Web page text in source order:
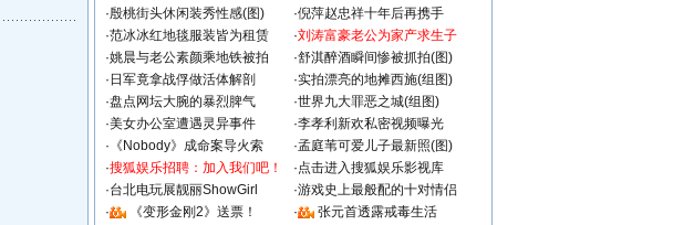
·殷桃街头休闲装秀性感(图) ·倪萍赵忠祥十年后再携手
·范冰冰红地毯服装皆为租赁 ·刘涛富豪老公为家产求生子
·姚晨与老公素颜乘地铁被拍 ·舒淇醉酒瞬间惨被抓拍(图)
· 日军竟拿战俘做活体解剖 ·实拍漂亮的地摊西施(组图)
·盘点网坛大腕的暴烈脾气 ·世界九大罪恶之城(组图)
·美女办公室遭遇灵异事件 ·李孝利新欢私密视频曝光
· 《Nobody》成命案导火索 ·孟庭苇可爱儿子最新照(图)
·搜狐娱乐招聘：加入我们吧！ ·点击进入搜狐娱乐影视库
·台北电玩展靓丽ShowGirl ·游戏史上最般配的十对情侣
·
《变形金刚2》送票！ ·
张元首透露戒毒生活